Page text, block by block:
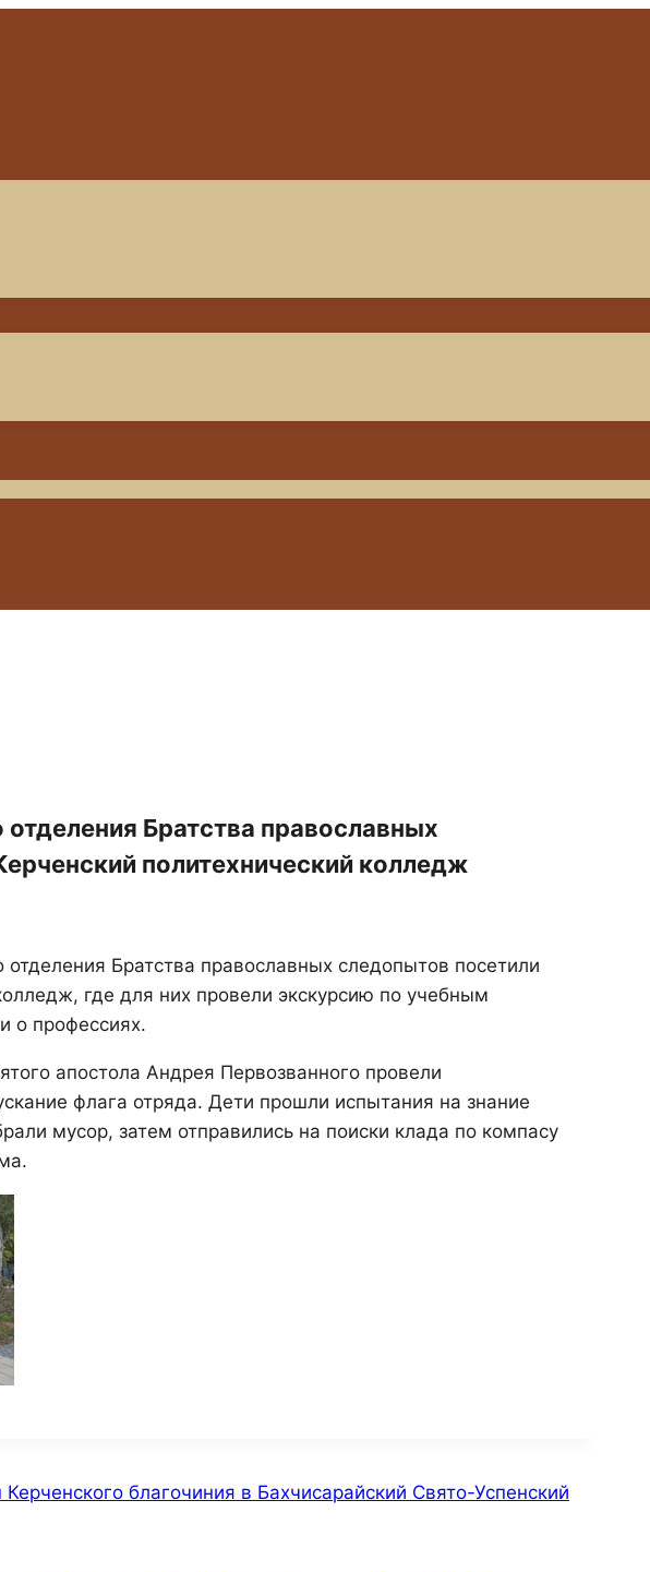
отделения Братства православных
политехнический колледж
отделения Братства православных следопытов посетили
где для них провели экскурсию по учебным
о профессиях.
апостола Андрея Первозванного провели
флага отряда. Дети прошли испытания на знание
мусор, затем отправились на поиски клада по компасу
благочиния в Бахчисарайский Свято-Успенский